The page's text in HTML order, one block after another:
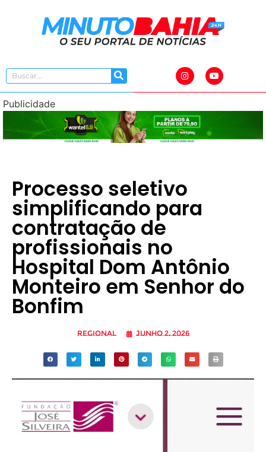
Publicidade
Processo seletivo
simplificando para
contratação de
profissionais no
Hospital Dom Antônio
Monteiro em Senhor do
Bonfim
Regional junho 2, 2026